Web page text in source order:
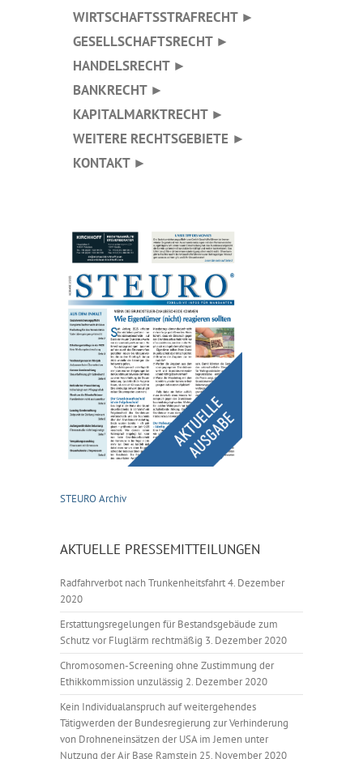
WIRTSCHAFTSSTRAFRECHT ►
GESELLSCHAFTSRECHT ►
HANDELSRECHT ►
BANKRECHT ►
KAPITALMARKTRECHT ►
WEITERE RECHTSGEBIETE ►
KONTAKT ►
STEURO Archiv
AKTUELLE PRESSEMITTEILUNGEN
Radfahrverbot nach Trunkenheitsfahrt4. Dezember
2020
Erstattungsregelungen für Bestandsgebäude zum
Schutz vor Fluglärm rechtmäßig 3. Dezember 2020
Chromosomen-Screening ohne Zustimmung der
Ethikkommission unzulässig 2. Dezember 2020
Kein Individualanspruch auf weitergehendes
Tätigwerden der Bundesregierung zur Verhinderung
von Drohneneinsätzen der USA im Jemen unter
Nutzung der Air Base Ramstein 25. November 2020